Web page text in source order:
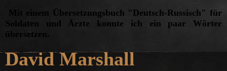
Mit einem Übersetzungsbuch "Deutsch-Russisch" für
Soldaten und Ärzte konnte ich ein paar Wörter
übersetzen.
David Marshall